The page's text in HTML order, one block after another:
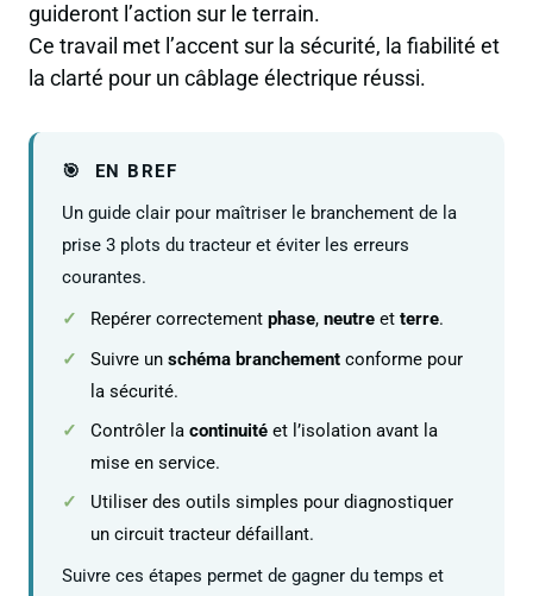
guideront l’action sur le terrain.
Ce travail met l’accent sur la sécurité, la fiabilité et
la clarté pour un câblage électrique réussi.
EN BREF
Un guide clair pour maîtriser le branchement de la
prise 3 plots du tracteur et éviter les erreurs
courantes.
Repérer correctement phase, neutre et terre.
Suivre un schéma branchement conforme pour
la sécurité.
Contrôler la continuité et l’isolation avant la
mise en service.
Utiliser des outils simples pour diagnostiquer
un circuit tracteur défaillant.
Suivre ces étapes permet de gagner du temps et